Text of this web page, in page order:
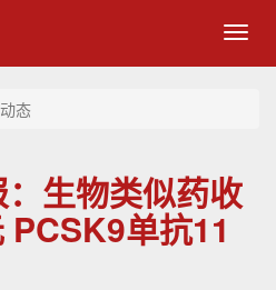
态
生物类似药收
单抗11